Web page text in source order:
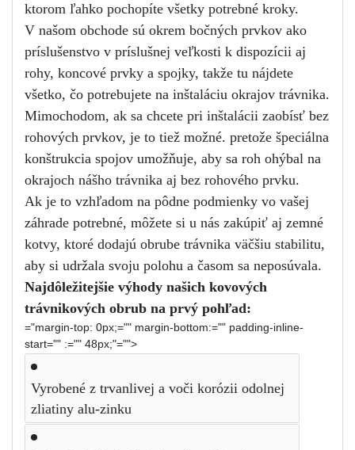
ktorom ľahko pochopíte všetky potrebné kroky.
V našom obchode sú okrem bočných prvkov ako
príslušenstvo v príslušnej veľkosti k dispozícii aj
rohy, koncové prvky a spojky, takže tu nájdete
všetko, čo potrebujete na inštaláciu okrajov trávnika.
Mimochodom, ak sa chcete pri inštalácii zaobísť bez
rohových prvkov, je to tiež možné. pretože špeciálna
konštrukcia spojov umožňuje, aby sa roh ohýbal na
okrajoch nášho trávnika aj bez rohového prvku.
Ak je to vzhľadom na pôdne podmienky vo vašej
záhrade potrebné, môžete si u nás zakúpiť aj zemné
kotvy, ktoré dodajú obrube trávnika väčšiu stabilitu,
aby si udržala svoju polohu a časom sa neposúvala.
Najdôležitejšie výhody našich kovových
trávnikových obrub na prvý pohľad:
="margin-top: 0px;="" margin-bottom:="" padding-inline-
start="" :="" 48px;"="">
Vyrobené z trvanlivej a voči korózii odolnej
zliatiny alu-zinku